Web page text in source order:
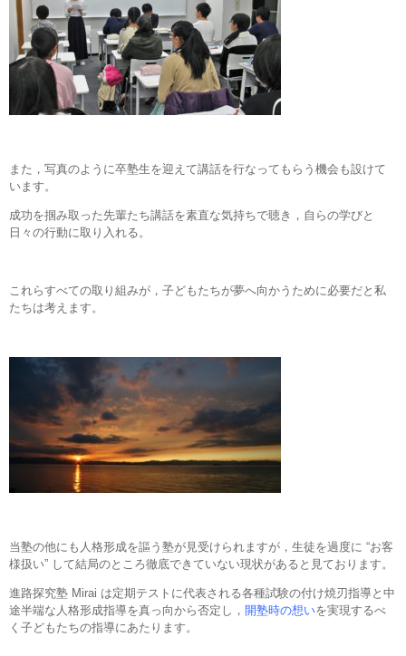
また，写真のように卒塾生を迎えて講話を行なってもらう機会も設けて
います。
成功を掴み取った先輩たち講話を素直な気持ちで聴き，自らの学びと
日々の行動に取り入れる。
これらすべての取り組みが，子どもたちが夢へ向かうために必要だと私
たちは考えます。
当塾の他にも人格形成を謳う塾が見受けられますが，生徒を過度に “お客
様扱い” して結局のところ徹底できていない現状があると見ております。
進路探究塾 Mirai は定期テストに代表される各種試験の付け焼刃指導と中
途半端な人格形成指導を真っ向から否定し， 開塾時の想いを実現するべ
く子どもたちの指導にあたります。